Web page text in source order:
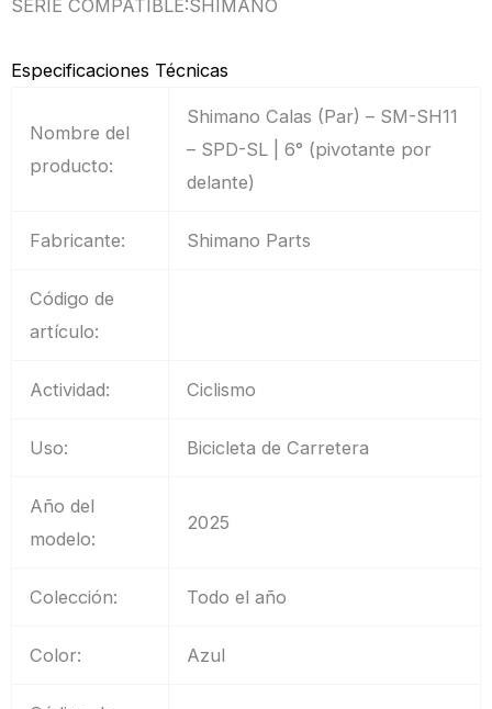
SERIE COMPATIBLE:SHIMANO
Especificaciones Técnicas
Nombre del
producto:
Shimano Calas (Par) – SM-SH11
– SPD-SL | 6° (pivotante por
delante)
Fabricante: Shimano Parts
Código de
artículo:
Actividad: Ciclismo
Uso: Bicicleta de Carretera
Año del
modelo:
2025
Colección: Todo el año
Color: Azul